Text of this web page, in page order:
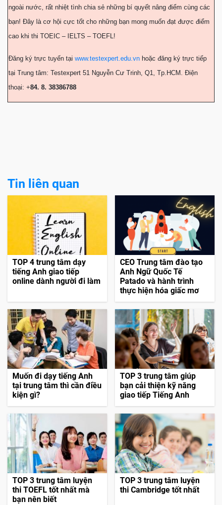
ngoài nước, rất nhiệt tình chia sẻ những bí quyết nâng điểm cùng các
bạn! Đây là cơ hội cực tốt cho những bạn mong muốn đạt được điểm
cao khi thi TOEIC – IELTS – TOEFL!
Đăng ký trực tuyến tại www.testexpert.edu.vn hoặc đăng ký trực tiếp
tại Trung tâm: Testexpert 51 Nguyễn Cư Trinh, Q1, Tp.HCM. Điện
thoại: +84. 8. 38386788
Tin liên quan
TOP 4 trung tâm dạy
tiếng Anh giao tiếp
online dành người đi làm
CEO Trung tâm đào tạo
Anh Ngữ Quốc Tế
Patado và hành trình
thực hiện hóa giấc mơ
Muốn đi dạy tiếng Anh
tại trung tâm thì cần điều
kiện gì?
TOP 3 trung tâm giúp
bạn cải thiện kỹ năng
giao tiếp Tiếng Anh
TOP 3 trung tâm luyện
thi TOEFL tốt nhất mà
bạn nên biết
TOP 3 trung tâm luyện
thi Cambridge tốt nhất